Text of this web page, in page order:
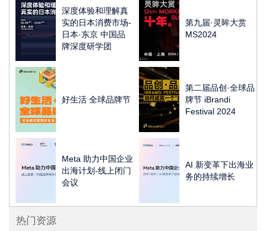
深度体验和理解真
实的日本消费市场-
日本·东京 中国品
牌深度研学团
第九届·灵眸大赏
MS2024
好生活 全球品牌节
第二届品创·全球品
牌节 iBrandi
Festival 2024
Meta 助力中国企业
出海计划-线上闭门
会议
AI 新变革下出海业
务的持续增长
热门资源